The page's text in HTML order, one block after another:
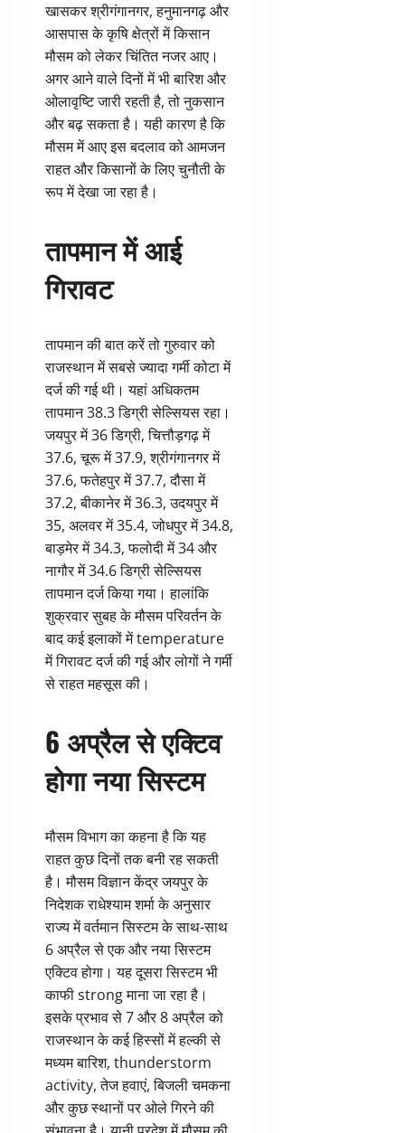
खासकर श्रीगंगानगर, हनुमानगढ़ और
आसपास के कृषि क्षेत्रों में किसान
मौसम को लेकर चिंतित नजर आए।
अगर आने वाले दिनों में भी बारिश और
ओलावृष्टि जारी रहती है, तो नुकसान
और बढ़ सकता है। यही कारण है कि
मौसम में आए इस बदलाव को आमजन
राहत और किसानों के लिए चुनौती के
रूप में देखा जा रहा है।
तापमान में आई
गिरावट
तापमान की बात करें तो गुरुवार को
राजस्थान में सबसे ज्यादा गर्मी कोटा में
दर्ज की गई थी। यहां अधिकतम
तापमान 38.3 डिग्री सेल्सियस रहा।
जयपुर में 36 डिग्री, चित्तौड़गढ़ में
37.6, चूरू में 37.9, श्रीगंगानगर में
37.6, फतेहपुर में 37.7, दौसा में
37.2, बीकानेर में 36.3, उदयपुर में
35, अलवर में 35.4, जोधपुर में 34.8,
बाड़मेर में 34.3, फलोदी में 34 और
नागौर में 34.6 डिग्री सेल्सियस
तापमान दर्ज किया गया। हालांकि
शुक्रवार सुबह के मौसम परिवर्तन के
बाद कई इलाकों में temperature
में गिरावट दर्ज की गई और लोगों ने गर्मी
से राहत महसूस की।
6 अप्रैल से एक्टिव
होगा नया सिस्टम
मौसम विभाग का कहना है कि यह
राहत कुछ दिनों तक बनी रह सकती
है। मौसम विज्ञान केंद्र जयपुर के
निदेशक राधेश्याम शर्मा के अनुसार
राज्य में वर्तमान सिस्टम के साथ-साथ
6 अप्रैल से एक और नया सिस्टम
एक्टिव होगा। यह दूसरा सिस्टम भी
काफी strong माना जा रहा है।
इसके प्रभाव से 7 और 8 अप्रैल को
राजस्थान के कई हिस्सों में हल्की से
मध्यम बारिश, thunderstorm
activity, तेज हवाएं, बिजली चमकना
और कुछ स्थानों पर ओले गिरने की